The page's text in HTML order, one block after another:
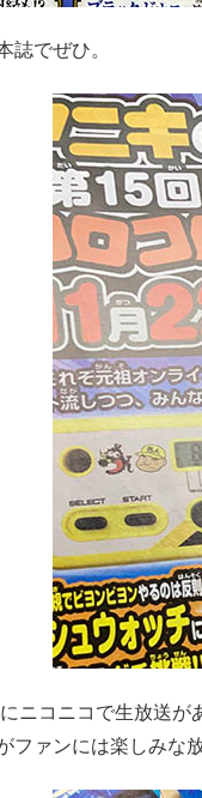
誌でぜひ。
ニコニコで生放送
ファンには楽しみな